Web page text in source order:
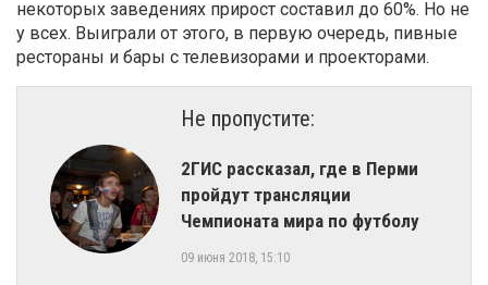
некоторых заведениях прирост составил до 60%. Но не
у всех. Выиграли от этого, в первую очередь, пивные
рестораны и бары с телевизорами и проекторами.
Не пропустите:
2ГИС рассказал, где в Перми
пройдут трансляции
Чемпионата мира по футболу
09 июня 2018, 15:10